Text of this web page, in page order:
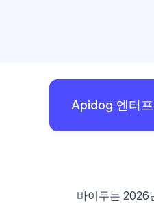
Apidog 엔터
바이두는 2026